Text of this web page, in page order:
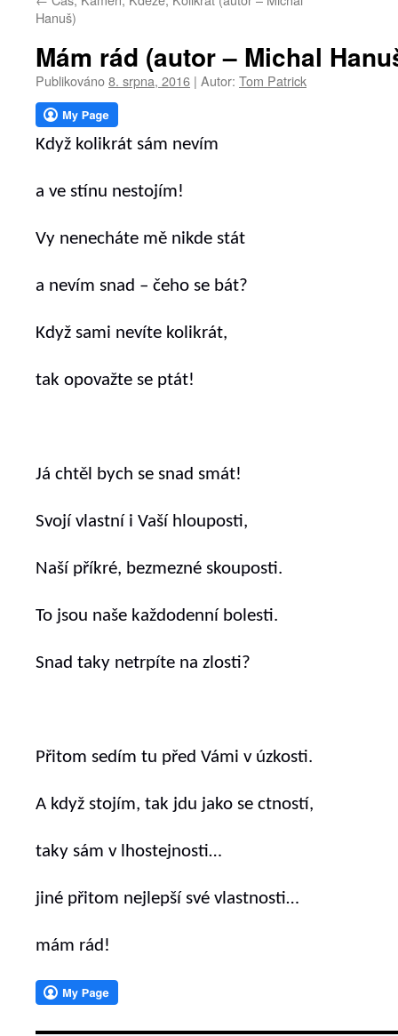
webu
Hanuš)
Mám rád (autor – Michal
Publikováno8. srpna, 2016 | Autor: Tom Patrick
Když kolikrát sám nevím
a ve stínu nestojím!
Vy nenecháte mě nikde stát
a nevím snad – čeho se bát?
Když sami nevíte kolikrát,
tak opovažte se ptát!
Já chtěl bych se snad smát!
Svojí vlastní i Vaší hlouposti,
Naší příkré, bezmezné skouposti.
To jsou naše každodenní bolesti.
Snad taky netrpíte na zlosti?
Přitom sedím tu před Vámi v úzkosti.
A když stojím, tak jdu jako se ctností,
taky sám v lhostejnosti…
jiné přitom nejlepší své vlastnosti…
mám rád!